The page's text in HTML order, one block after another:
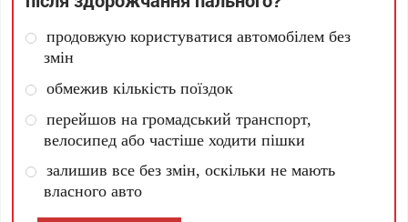
продовжую користуватися автомобілем без
змін
обмежив кількість поїздок
перейшов на громадський транспорт,
велосипед або частіше ходити пішки
залишив все без змін, оскільки не мають
власного авто